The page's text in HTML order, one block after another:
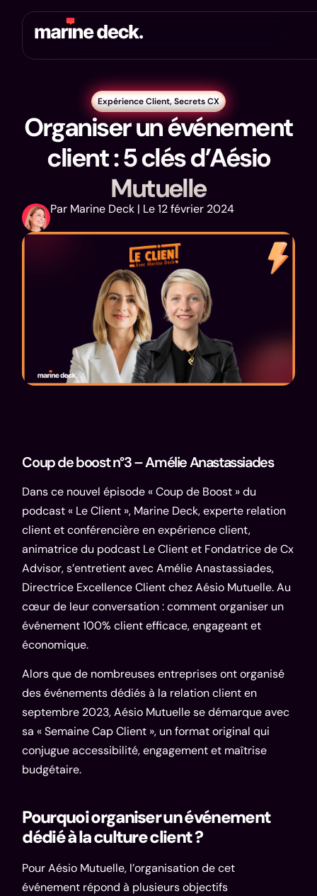
Expérience Client,Secrets CX
Organiser un événement
client : 5 clés d’Aésio
Mutuelle
Par Marine Deck | Le 12 février 2024
Coup de boost n°3 – Amélie Anastassiades
Dans ce nouvel épisode « Coup de Boost » du
podcast « Le Client », Marine Deck, experte relation
client et conférencière en expérience client,
animatrice du podcast Le Client et Fondatrice deCx
Advisor, s’entretient avecAmélie Anastassiades,
Directrice Excellence Client chez Aésio Mutuelle. Au
cœur de leur conversation : comment organiser un
événement 100% client efficace, engageant et
économique.
Alors que de nombreuses entreprises ont organisé
des événements dédiés à la relation client en
septembre 2023, Aésio Mutuelle se démarque avec
sa « Semaine Cap Client », un format original qui
conjugue accessibilité, engagement et maîtrise
budgétaire.
Pourquoi organiser un événement
dédié à la culture client ?
PourAésio Mutuelle, l’organisation de cet
événement répond à plusieurs objectifs